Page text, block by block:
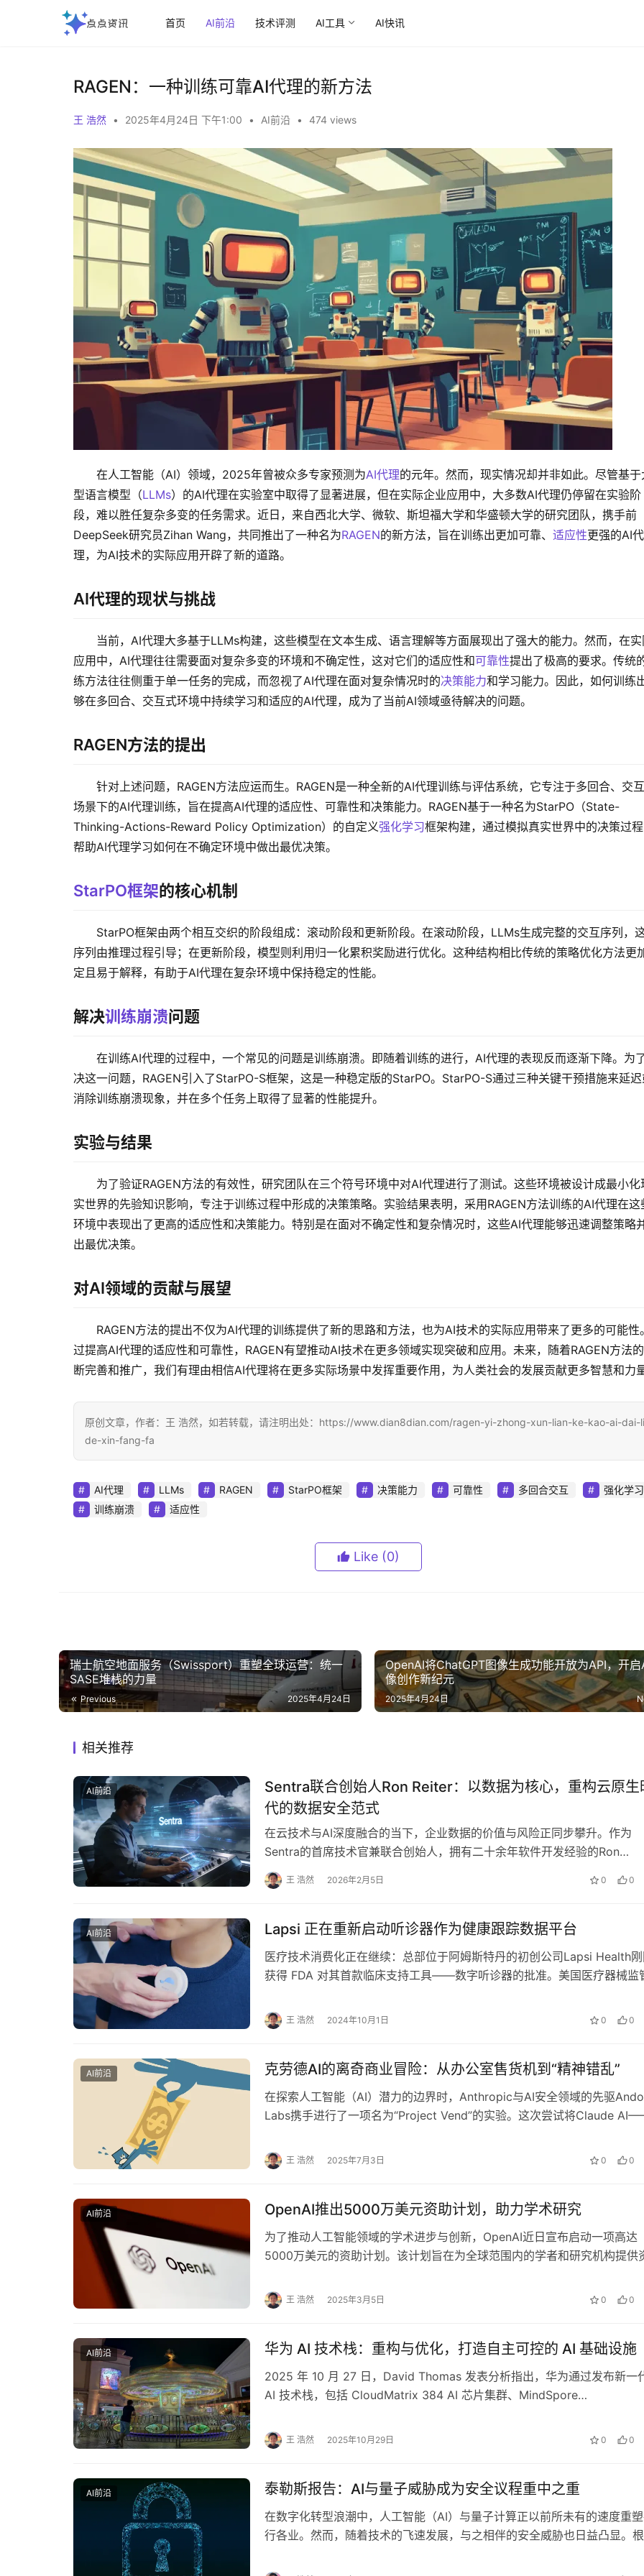
首页 AI前沿 技术评测 AI工具 AI快讯
RAGEN：一种训练可靠AI代理的新方法
王 浩然 • 2025年4月24日 下午1:00 • AI前沿 • 474 views
在人工智能（AI）领域，2025年曾被众多专家预测为AI代理的元年。然而，现实情况却并非如此。尽管基于
型语言模型（LLMs）的AI代理在实验室中取得了显著进展，但在实际企业应用中，大多数AI代理仍停留在实验阶
段，难以胜任复杂多变的任务需求。近日，来自西北大学、微软、斯坦福大学和华盛顿大学的研究团队，携手前
DeepSeek研究员Zihan Wang，共同推出了一种名为RAGEN的新方法，旨在训练出更加可靠、 适应性更强的AI代
理，为AI技术的实际应用开辟了新的道路。
AI代理的现状与挑战
当前，AI代理大多基于LLMs构建，这些模型在文本生成、语言理解等方面展现出了强大的能力。然而，在
应用中，AI代理往往需要面对复杂多变的环境和不确定性，这对它们的适应性和可靠性提出了极高的要求。传统
练方法往往侧重于单一任务的完成，而忽视了AI代理在面对复杂情况时的决策能力和学习能力。因此，如何训练
够在多回合、交互式环境中持续学习和适应的AI代理，成为了当前AI领域亟待解决的问题。
RAGEN方法的提出
针对上述问题，RAGEN方法应运而生。RAGEN是一种全新的AI代理训练与评估系统，它专注于多回合、交
场景下的AI代理训练，旨在提高AI代理的适应性、可靠性和决策能力。RAGEN基于一种名为StarPO（State-
Thinking-Actions-Reward Policy Optimization）的自定义强化学习框架构建，通过模拟真实世界中的决策过程
帮助AI代理学习如何在不确定环境中做出最优决策。
StarPO框架的核心机制
StarPO框架由两个相互交织的阶段组成：滚动阶段和更新阶段。在滚动阶段，LLMs生成完整的交互序列，
序列由推理过程引导；在更新阶段，模型则利用归一化累积奖励进行优化。这种结构相比传统的策略优化方法更
定且易于解释，有助于AI代理在复杂环境中保持稳定的性能。
解决训练崩溃问题
在训练AI代理的过程中，一个常见的问题是训练崩溃。即随着训练的进行，AI代理的表现反而逐渐下降。为
决这一问题，RAGEN引入了StarPO-S框架，这是一种稳定版的StarPO。StarPO-S通过三种关键干预措施来延
消除训练崩溃现象，并在多个任务上取得了显著的性能提升。
实验与结果
为了验证RAGEN方法的有效性，研究团队在三个符号环境中对AI代理进行了测试。这些环境被设计成最小化
实世界的先验知识影响，专注于训练过程中形成的决策策略。实验结果表明，采用RAGEN方法训练的AI代理在这
环境中表现出了更高的适应性和决策能力。特别是在面对不确定性和复杂情况时，这些AI代理能够迅速调整策略
出最优决策。
对AI领域的贡献与展望
RAGEN方法的提出不仅为AI代理的训练提供了新的思路和方法，也为AI技术的实际应用带来了更多的可能性
过提高AI代理的适应性和可靠性，RAGEN有望推动AI技术在更多领域实现突破和应用。未来，随着RAGEN方法
断完善和推广，我们有理由相信AI代理将在更多实际场景中发挥重要作用，为人类社会的发展贡献更多智慧和力量
原创文章，作者：王 浩然，如若转载，请注明出处：https://www.dian8dian.com/ragen-yi-zhong-xun-lian-ke-kao-ai-dai-
de-xin-fang-fa
AI代理 LLMs RAGEN StarPO框架 决策能力 可靠性 多回合交互
强化学习
训练崩溃
适应性
Like (0)
瑞士航空地面服务（Swissport）重塑全球运营：统一
SASE堆栈的力量
Previous 2025年4月24日
OpenAI将ChatGPT图像生成功能开放为API，开启
像创作新纪元‌
2025年4月24日
相关推荐
AI前沿
Sentra联合创始人Ron Reiter：以数据为核心，重构云原生
代的数据安全范式
在云技术与AI深度融合的当下，企业数据的价值与风险正同步攀升。作为
Sentra的首席技术官兼联合创始人，拥有二十余年软件开发经验的Ron
Reiter，凭借在网络安全与云领域的深厚…
王 浩然 2026年2月5日 0 0
AI前沿 Lapsi 正在重新启动听诊器作为健康跟踪数据平台
医疗技术消费化正在继续：总部位于阿姆斯特丹的初创公司Lapsi Health刚
获得 FDA 对其首款临床支持工具——数字听诊器的批准。美国医疗器械监
王 浩然 2024年10月1日 0 0
AI前沿 克劳德AI的离奇商业冒险：从办公室售货机到“精神错乱”
在探索人工智能（AI）潜力的边界时，Anthropic与AI安全领域的先驱
Labs携手进行了一项名为“Project Vend”的实验。这次尝试将Claude
王 浩然 2025年7月3日 0 0
AI前沿 OpenAI推出5000万美元资助计划，助力学术研究‌
为了推动人工智能领域的学术进步与创新，OpenAI近日宣布启动一项高达
5000万美元的资助计划。该计划旨在为全球范围内的学者和研究机构提供
王 浩然 2025年3月5日 0 0
AI前沿 华为 AI 技术栈：重构与优化，打造自主可控的 AI 基础设施
2025 年 10 月 27 日，David Thomas 发表分析指出，华为通过发布新一
AI 技术栈，包括 CloudMatrix 384 AI 芯片集群、MindSpore…
王 浩然 2025年10月29日 0 0
AI前沿 泰勒斯报告：AI与量子威胁成为安全议程重中之重‌
在数字化转型浪潮中，人工智能（AI）与量子计算正以前所未有的速度重
行各业。然而，随着技术的飞速发展，与之相伴的安全威胁也日益凸显。根